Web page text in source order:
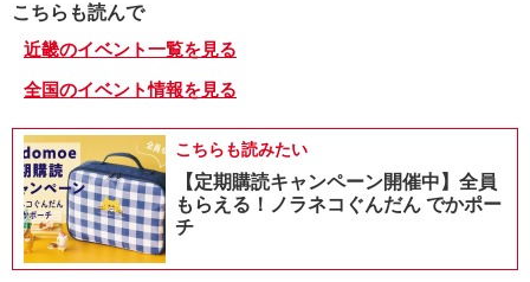
こちらも読んで
近畿のイベント一覧を見る
全国のイベント情報を見る
こちらも読みたい
【定期購読キャンペーン開催中】全員
もらえる！ノラネコぐんだん でかポー
チ